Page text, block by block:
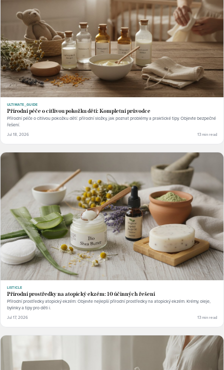
ULTIMATE_GUIDE
Přírodní péče o citlivou pokožku dětí: Kompletní průvodce
Přírodní péče o citlivou pokožku dětí: přírodní složky, jak poznat problémy a praktické tipy. Objevte bezpečné
řešení.
Jul 18, 2026 13 min read
LISTICLE
Přírodní prostředky na atopický ekzém: 10 účinných řešení
Přírodní prostředky atopický ekzém: Objevte nejlepší přírodní prostředky na atopický ekzém. Krémy, oleje,
bylinky a tipy pro děti i.
Jul 17, 2026 13 min read